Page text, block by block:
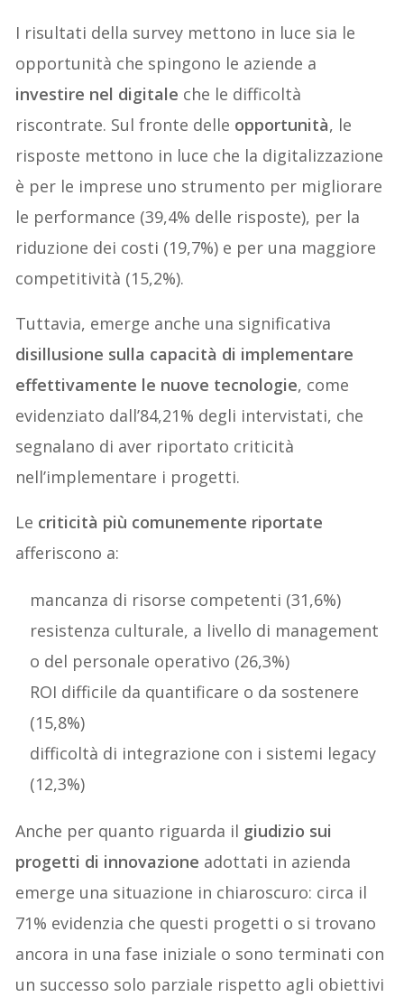
I risultati della survey mettono in luce sia le
opportunità che spingono le aziende a
investire nel digitale che le difficoltà
riscontrate. Sul fronte delle opportunità, le
risposte mettono in luce che la digitalizzazione
è per le imprese uno strumento per migliorare
le performance (39,4% delle risposte), per la
riduzione dei costi (19,7%) e per una maggiore
competitività (15,2%).
Tuttavia, emerge anche una significativa
disillusione sulla capacità di implementare
effettivamente le nuove tecnologie, come
evidenziato dall’84,21% degli intervistati, che
segnalano di aver riportato criticità
nell’implementare i progetti.
Le criticità più comunemente riportate
afferiscono a:
mancanza di risorse competenti (31,6%)
resistenza culturale, a livello di management
o del personale operativo (26,3%)
ROI difficile da quantificare o da sostenere
(15,8%)
difficoltà di integrazione con i sistemi legacy
(12,3%)
Anche per quanto riguarda il giudizio sui
progetti di innovazione adottati in azienda
emerge una situazione in chiaroscuro: circa il
71% evidenzia che questi progetti o si trovano
ancora in una fase iniziale o sono terminati con
un successo solo parziale rispetto agli obiettivi